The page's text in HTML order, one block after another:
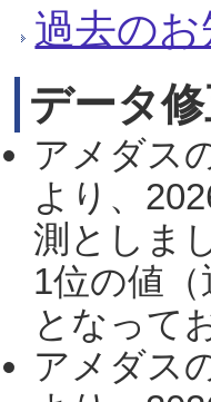
過去の
データ
アメダス
より、
測としま
1位の値
となって
アメダス